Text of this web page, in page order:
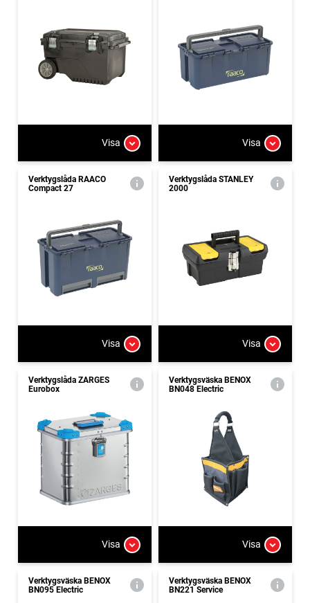
Visa Visa
Verktygslåda RAACO
Compact 27
Visa
Verktygslåda STANLEY
2000
Visa
Verktygslåda ZARGES
Eurobox
Visa
Verktygsväska BENOX
BN048 Electric
Visa
Verktygsväska BENOX
BN095 Electric
Verktygsväska BENOX
BN221 Service